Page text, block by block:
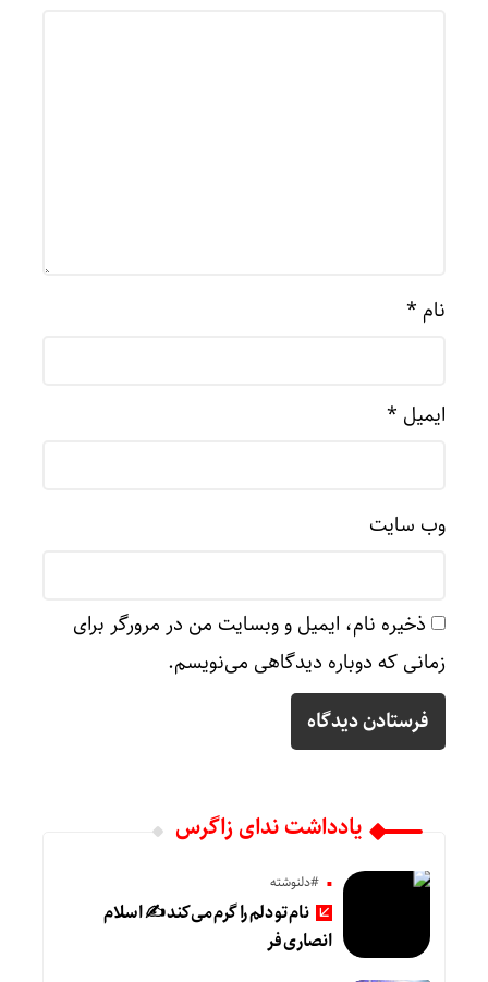
نام *
ایمیل *
وب‌ سایت
ذخیره نام، ایمیل و وبسایت من در مرورگر برای
زمانی که دوباره دیدگاهی می‌نویسم.
یادداشت ندای زاگرس
#دلنوشته
نام تو دلم را گرم می‌کند ✍️ اسلام
انصاری فر